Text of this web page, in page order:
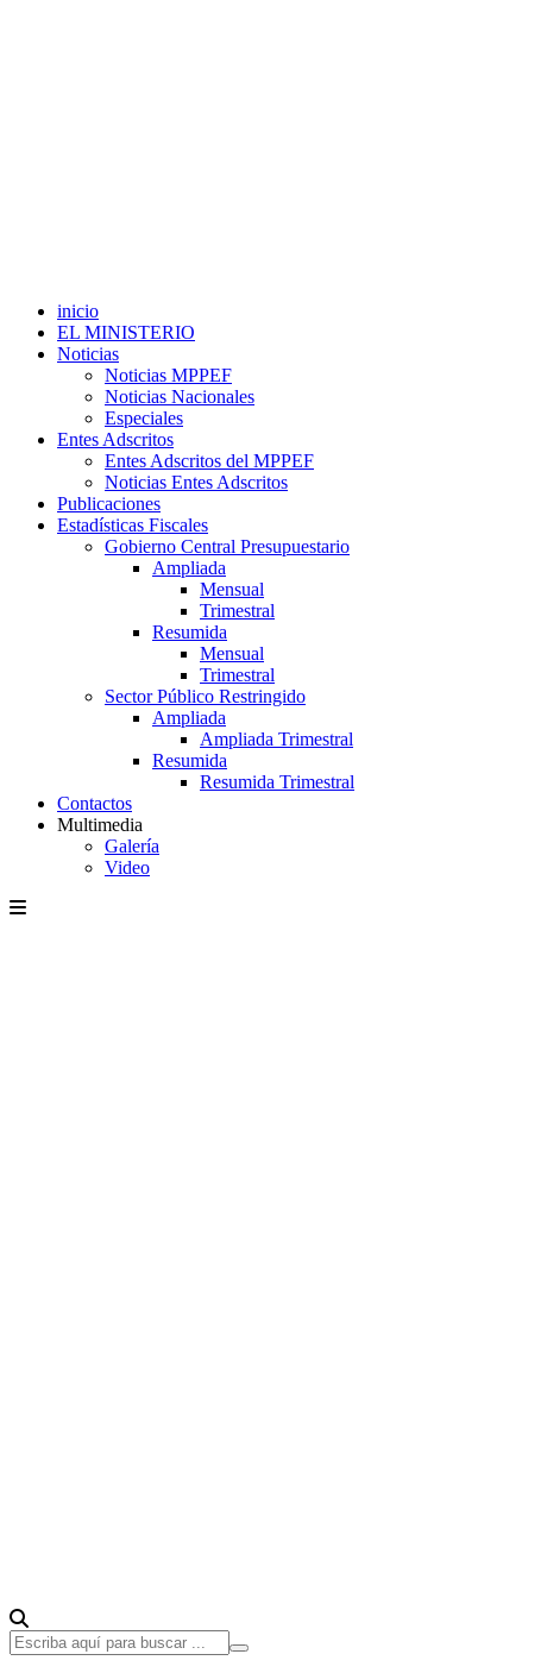
inicio
EL MINISTERIO
Noticias
Noticias MPPEF
Noticias Nacionales
Especiales
Entes Adscritos
Entes Adscritos del MPPEF
Noticias Entes Adscritos
Publicaciones
Estadísticas Fiscales
Gobierno Central Presupuestario
Ampliada
Mensual
Trimestral
Resumida
Mensual
Trimestral
Sector Público Restringido
Ampliada
Ampliada Trimestral
Resumida
Resumida Trimestral
Contactos
Multimedia
Galería
Video